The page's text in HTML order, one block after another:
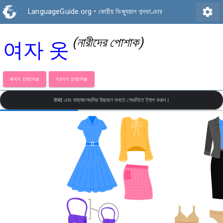
LanguageGuide.org • কোরীয় ভিজ্যুয়াল শব্দভাণ্ডার settings
여자 옷 (নারীদের পোশাক)
কথন চ্যালেঞ্জ শ্রবণ চ্যালেঞ্জ
शब्द এবং বাক্যাংশগুলির উচ্চারণ শুনতে সেগুলিতে ট্যাপ করুন।